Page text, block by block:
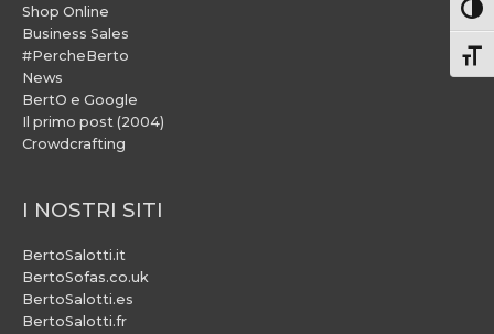
Shop Online
Business Sales
#PercheBerto
News
BertO e Google
Il primo post (2004)
Crowdcrafting
I NOSTRI SITI
BertoSalotti.it
BertoSofas.co.uk
BertoSalotti.es
BertoSalotti.fr